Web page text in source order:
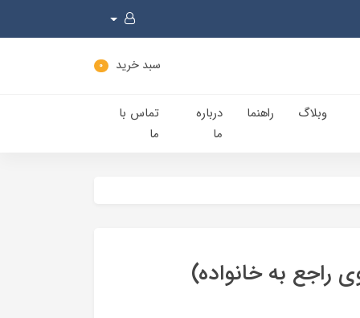
سبد خرید 0
وبلاگ راهنما
درباره
ما
تماس با
ما
راجع به خانواده)